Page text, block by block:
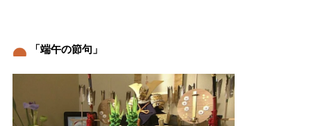
「端午の節句」